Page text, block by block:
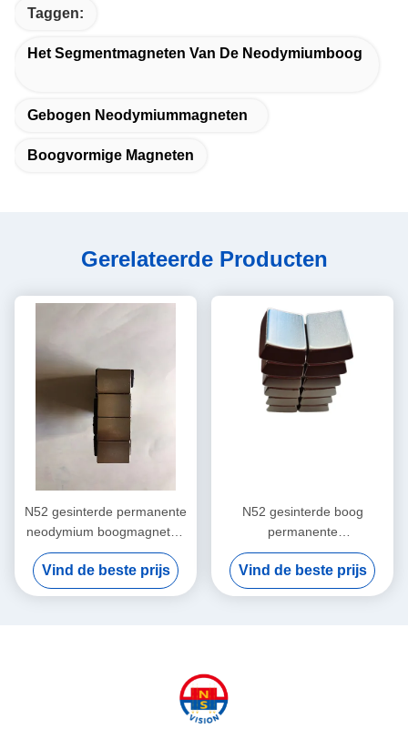
Taggen:
Het Segmentmagneten Van De Neodymiumboog
Gebogen Neodymiummagneten
Boogvormige Magneten
Gerelateerde Producten
N52 gesinterde permanente
neodymium boogmagneten
NiCuNi aangepast formaat
Vind de beste prijs
N52 gesinterde boog
permanente
neodymiummagneten
NiCuNi 25 mm x 30 mm x 9
m
Vind de beste prijs